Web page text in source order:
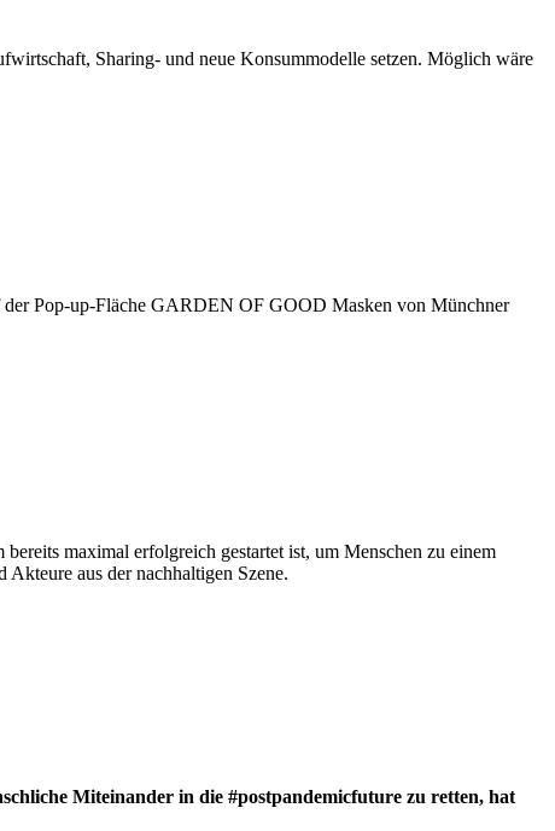
Sharing- und neue Konsummodelle setzen. Möglich wäre
Pop-up-Fläche GARDEN OF GOOD Masken von Münchner
maximal erfolgreich gestartet ist, um Menschen zu einem
aus der nachhaltigen Szene.
Miteinander in die #postpandemicfuture zu retten, hat